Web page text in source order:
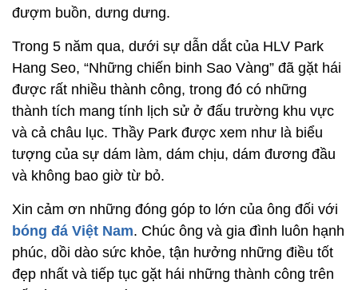
đượm buồn, dưng dưng.
Trong 5 năm qua, dưới sự dẫn dắt của HLV Park
Hang Seo, “Những chiến binh Sao Vàng” đã gặt hái
được rất nhiều thành công, trong đó có những
thành tích mang tính lịch sử ở đấu trường khu vực
và cả châu lục. Thầy Park được xem như là biểu
tượng của sự dám làm, dám chịu, dám đương đầu
và không bao giờ từ bỏ.
Xin cảm ơn những đóng góp to lớn của ông đối với
bóng đá Việt Nam. Chúc ông và gia đình luôn hạnh
phúc, dồi dào sức khỏe, tận hưởng những điều tốt
đẹp nhất và tiếp tục gặt hái những thành công trên